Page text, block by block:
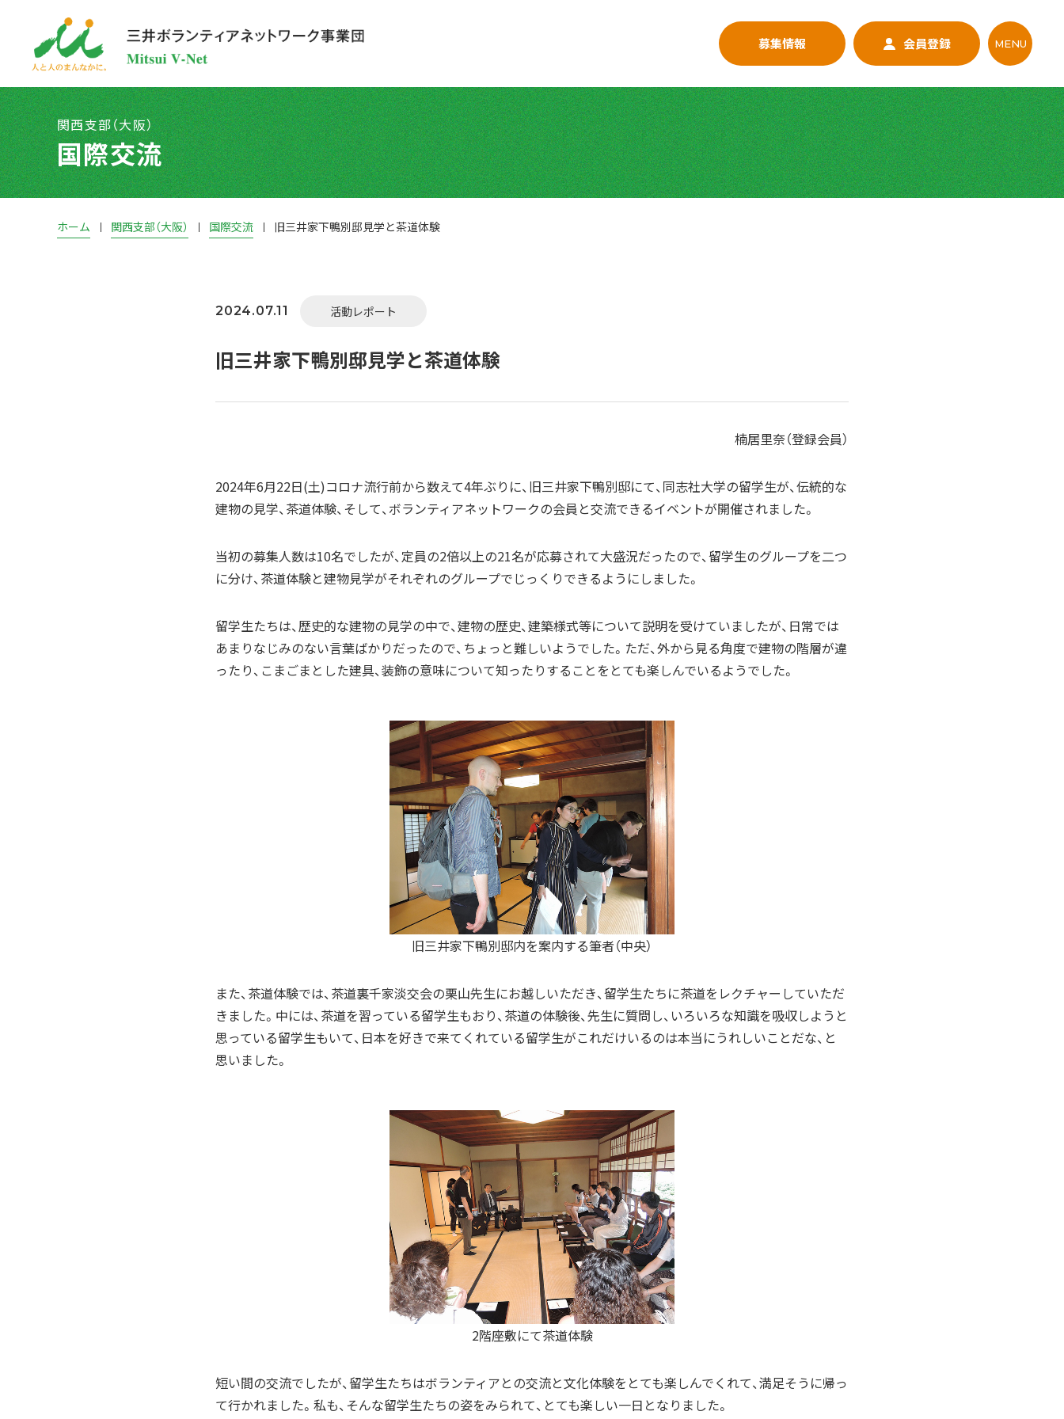
MENU
会員登録
募集情報
関西支部（大阪）
国際交流
ホーム 関西支部（大阪） 国際交流 旧三井家下鴨別邸見学と茶道体験
2024.07.11 活動レポート
旧三井家下鴨別邸見学と茶道体験
楠居里奈（登録会員）
2024年6月22日(土)コロナ流行前から数えて4年ぶりに、旧三井家下鴨別邸にて、同志社大学の留学生が、伝統的な
建物の見学、茶道体験、そして、ボランティアネットワークの会員と交流できるイベントが開催されました。
当初の募集人数は10名でしたが、定員の2倍以上の21名が応募されて大盛況だったので、留学生のグループを二つ
に分け、茶道体験と建物見学がそれぞれのグループでじっくりできるようにしました。
留学生たちは、歴史的な建物の見学の中で、建物の歴史、建築様式等について説明を受けていましたが、日常では
あまりなじみのない言葉ばかりだったので、ちょっと難しいようでした。ただ、外から見る角度で建物の階層が違
ったり、こまごまとした建具、装飾の意味について知ったりすることをとても楽しんでいるようでした。
旧三井家下鴨別邸内を案内する筆者（中央）
また、茶道体験では、茶道裏千家淡交会の栗山先生にお越しいただき、留学生たちに茶道をレクチャーしていただ
きました。中には、茶道を習っている留学生もおり、茶道の体験後、先生に質問し、いろいろな知識を吸収しようと
思っている留学生もいて、日本を好きで来てくれている留学生がこれだけいるのは本当にうれしいことだな、と
思いました。
2階座敷にて茶道体験
短い間の交流でしたが、留学生たちはボランティアとの交流と文化体験をとても楽しんでくれて、満足そうに帰っ
て行かれました。私も、そんな留学生たちの姿をみられて、とても楽しい一日となりました。